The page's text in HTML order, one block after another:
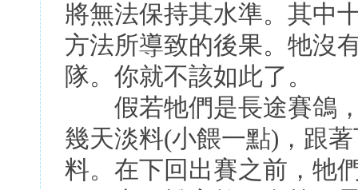
將無法保持其水準。其中
方法所導致的後果。牠沒
隊。你就不該如此了。
假若牠們是長途賽鴿，
幾天淡料(小餵一點)，跟
料。在下回出賽之前，牠